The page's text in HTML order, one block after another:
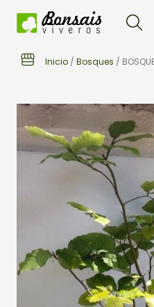
Inicio / Bosques /